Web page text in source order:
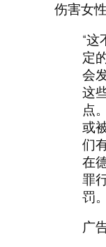
伤害女
“
定
会
这
点
或
们
在
罪
罚
广